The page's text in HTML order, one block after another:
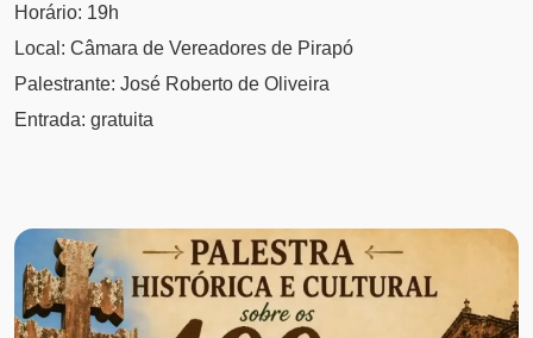
Horário: 19h
Local: Câmara de Vereadores de Pirapó
Palestrante: José Roberto de Oliveira
Entrada: gratuita